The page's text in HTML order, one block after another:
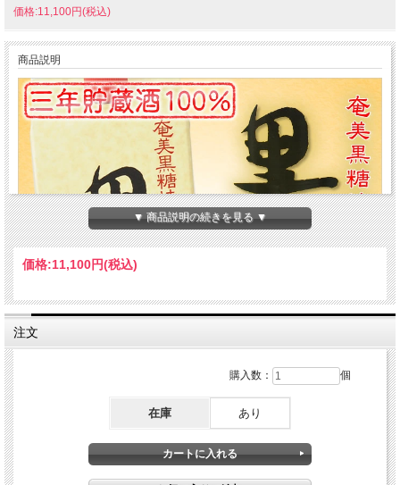
価格:11,100円(税込)
商品説明
▼ 商品説明の続きを見る ▼
価格:11,100円(税込)
注文
購入数： 個
在庫 あり